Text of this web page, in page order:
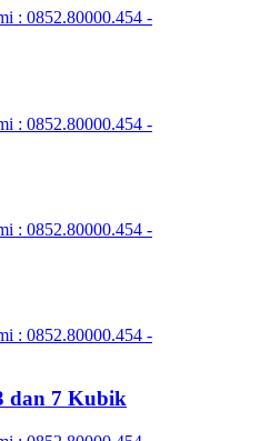
dan 7 Kubik